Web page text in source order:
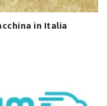
in Italia